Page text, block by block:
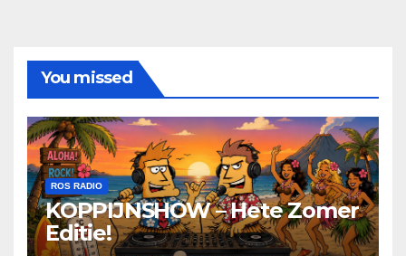
You missed
ROS RADIO
KOPPIJNSHOW – Hete Zomer
Editie!